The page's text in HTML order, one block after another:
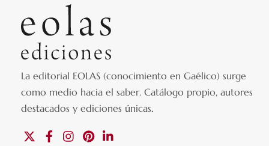
La editorial EOLAS (conocimiento en Gaélico) surge
como medio hacia el saber.Catálogo propio, autores
destacados y ediciones únicas.
FacebookInstagramPinterest